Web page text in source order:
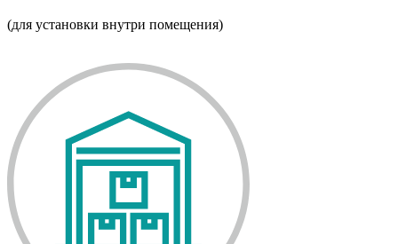
(для установки внутри помещения)